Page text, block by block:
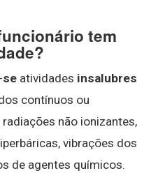
tem
se atividades insalubres
contínuos ou
não ionizantes,
vibrações dos
de agentes químicos.